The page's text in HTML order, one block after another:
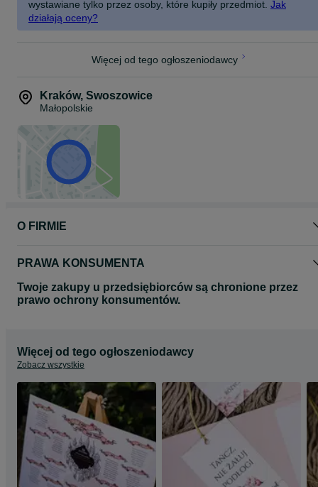
wystawiane tylko przez osoby, które kupiły przedmiot. Jak
działają oceny?
Więcej od tego ogłoszeniodawcy
Kraków, Swoszowice
Małopolskie
O FIRMIE
PRAWA KONSUMENTA
Twoje zakupy u przedsiębiorców są chronione przez
prawo ochrony konsumentów.
Więcej od tego ogłoszeniodawcy
Zobacz wszystkie